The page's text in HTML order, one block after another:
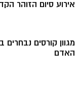
אירוע סיום הזוהר
מגוון קורסים
האדם